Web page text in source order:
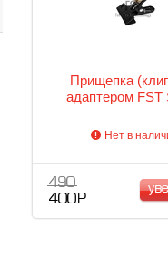
Прищепка
адаптером FST
Нет в
490
400 Р